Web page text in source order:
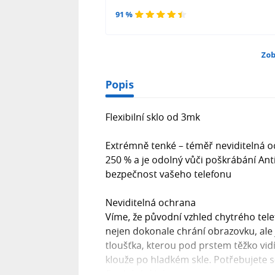
91 %
Popis
Flexibilní sklo od 3mk
Extrémně tenké – téměř neviditelná
250 % a je odolný vůči poškrábání
bezpečnost vašeho telefonu
Neviditelná ochrana
Víme, že původní vzhled chytrého
nejen dokonale chrání obrazovku,
tloušťka, kterou pod prstem těžko
klouže po hladkém skle. Potřebujete